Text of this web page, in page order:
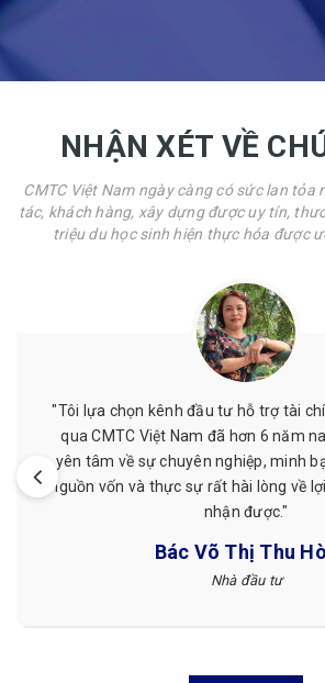
NHẬN XÉT VỀ
CMTC Việt Nam ngày càng có sức lan tỏa
tác, khách hàng, xây dựng được uy tín,
triệu du học sinh hiện thực hóa được
du học thông
hoàn toàn
an toàn của
mà mình đã
"Mình đã từng
giá cả phải
hẹn. Mình đã từng
CMTC